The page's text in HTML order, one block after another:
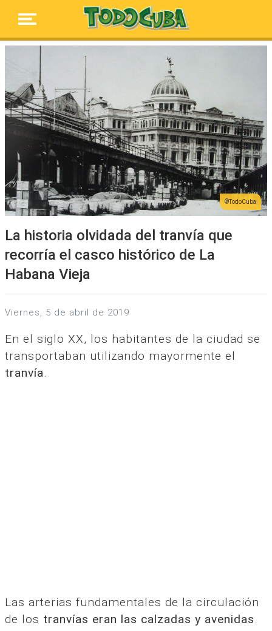
TodoCuba
La historia olvidada del tranvía que
recorría el casco histórico de La
Habana Vieja
viernes, 5 de abril de 2019
En el siglo XX, los habitantes de la ciudad se
transportaban utilizando mayormente el
tranvía.
Las arterias fundamentales de la circulación
de los tranvías eran las calzadas y avenidas.